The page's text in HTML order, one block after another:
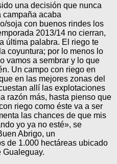
una decisión que nunca
campaña acaba
soja con buenos rindes los
2013/14 no cierran,
última palabra. El riego te
coyuntura; por lo menos lo
vamos a sembrar y lo que
Un campo con riego en
en las mejores zonas del
allí las explotaciones
razón más, hasta pienso que
riego como éste va a ser
las chances de que mis
yo ya no esté», se
Abrigo, un
de 1.000 hectáreas ubicado
Gualeguay.